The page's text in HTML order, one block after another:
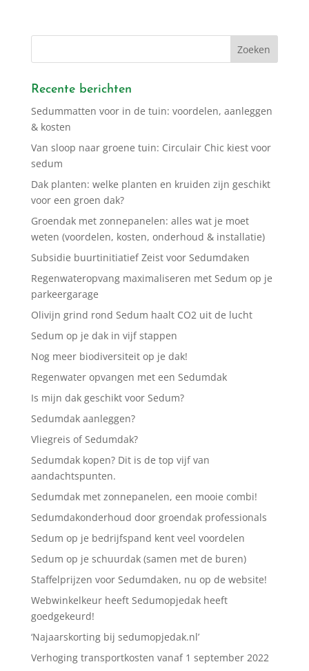
Recente berichten
Sedummatten voor in de tuin: voordelen, aanleggen
& kosten
Van sloop naar groene tuin: Circulair Chic kiest voor
sedum
Dak planten: welke planten en kruiden zijn geschikt
voor een groen dak?
Groendak met zonnepanelen: alles wat je moet
weten (voordelen, kosten, onderhoud & installatie)
Subsidie buurtinitiatief Zeist voor Sedumdaken
Regenwateropvang maximaliseren met Sedum op je
parkeergarage
Olivijn grind rond Sedum haalt CO2 uit de lucht
Sedum op je dak in vijf stappen
Nog meer biodiversiteit op je dak!
Regenwater opvangen met een Sedumdak
Is mijn dak geschikt voor Sedum?
Sedumdak aanleggen?
Vliegreis of Sedumdak?
Sedumdak kopen? Dit is de top vijf van
aandachtspunten.
Sedumdak met zonnepanelen, een mooie combi!
Sedumdakonderhoud door groendak professionals
Sedum op je bedrijfspand kent veel voordelen
Sedum op je schuurdak (samen met de buren)
Staffelprijzen voor Sedumdaken, nu op de website!
Webwinkelkeur heeft Sedumopjedak heeft
goedgekeurd!
‘Najaarskorting bij sedumopjedak.nl’
Verhoging transportkosten vanaf 1 september 2022